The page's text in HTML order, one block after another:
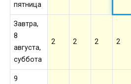
пятница
Завтра,
8
августа,
суббота
2 2 2 2
9